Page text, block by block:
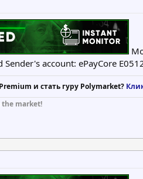
Sender's account: ePayCore
и стать гуру Polymarket?
the market!